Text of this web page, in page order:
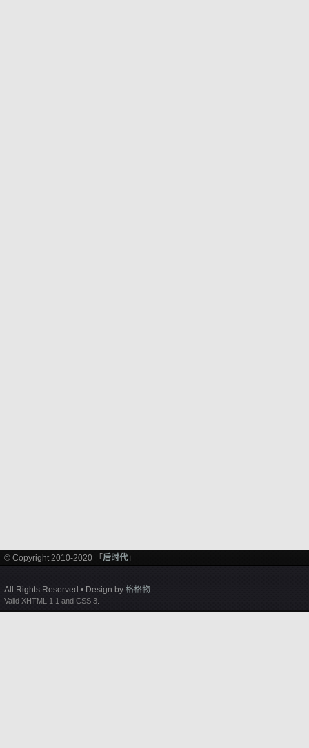
© Copyright 2010-2020 「 后时代 」
All Rights Reserved • Design by 格格物.
Valid XHTML 1.1 and CSS 3.